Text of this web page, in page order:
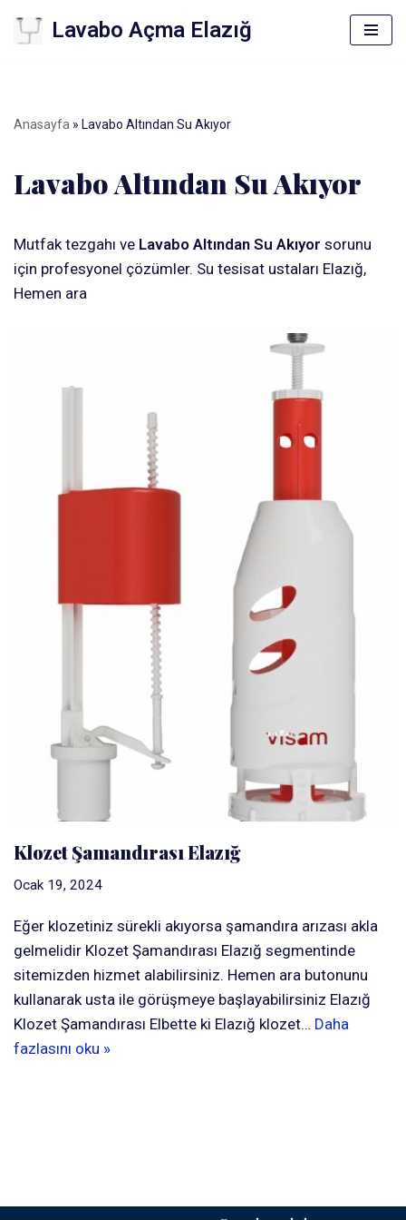
İçeriğe
Lavabo Açma Elazığ
Anasayfa » Lavabo Altından Su Akıyor
Lavabo Altından Su Akıyor
Mutfak tezgahı ve Lavabo Altından Su Akıyor sorunu
için profesyonel çözümler. Su tesisat ustaları Elazığ,
Hemen ara
Klozet Şamandırası Elazığ
Ocak 19, 2024
Eğer klozetiniz sürekli akıyorsa şamandıra arızası akla
gelmelidir Klozet Şamandırası Elazığ segmentinde
sitemizden hizmet alabilirsiniz. Hemen ara butonunu
kullanarak usta ile görüşmeye başlayabilirsiniz Elazığ
Klozet Şamandırası Elbette ki Elazığ klozet… Daha
fazlasını oku »